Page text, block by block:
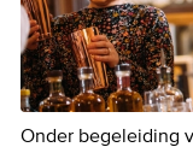
Onder begeleiding